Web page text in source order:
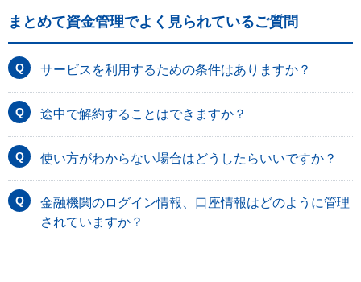
まとめて資金管理でよく見られているご質問
サービスを利用するための条件はありますか？
途中で解約することはできますか？
使い方がわからない場合はどうしたらいいですか？
金融機関のログイン情報、口座情報はどのように管理
されていますか？